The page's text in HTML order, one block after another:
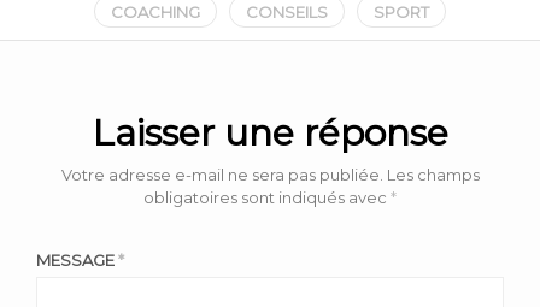
COACHING CONSEILS SPORT
Laisser une réponse
Votre adresse e-mail ne sera pas publiée. Les champs
obligatoires sont indiqués avec *
MESSAGE*